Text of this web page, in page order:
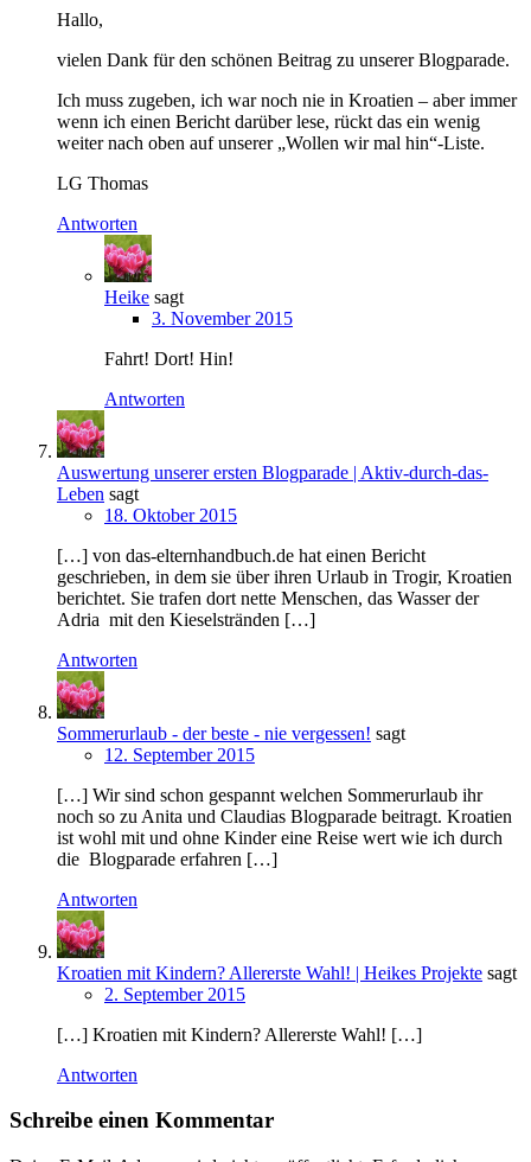
Hallo,
vielen Dank für den schönen Beitrag zu unserer Blogparade.
Ich muss zugeben, ich war noch nie in Kroatien – aber immer
wenn ich einen Bericht darüber lese, rückt das ein wenig
weiter nach oben auf unserer „Wollen wir mal hin“-Liste.
LG Thomas
Antworten
Heike sagt
3. November 2015
Fahrt! Dort! Hin!
Antworten
Auswertung unserer ersten Blogparade | Aktiv-durch-das-
Leben sagt
18. Oktober 2015
[…] von das-elternhandbuch.de hat einen Bericht
geschrieben, in dem sie über ihren Urlaub in Trogir, Kroatien
berichtet. Sie trafen dort nette Menschen, das Wasser der
Adria mit den Kieselstränden […]
Antworten
Sommerurlaub - der beste - nie vergessen! sagt
12. September 2015
[…] Wir sind schon gespannt welchen Sommerurlaub ihr
noch so zu Anita und Claudias Blogparade beitragt. Kroatien
ist wohl mit und ohne Kinder eine Reise wert wie ich durch
die Blogparade erfahren […]
Antworten
Kroatien mit Kindern? Allererste Wahl! | Heikes Projekte sagt
2. September 2015
[…] Kroatien mit Kindern? Allererste Wahl! […]
Antworten
Schreibe einen Kommentar